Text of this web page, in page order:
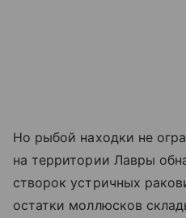
Но рыбой находки не
на территории Лавры
створок устричных
остатки моллюсков